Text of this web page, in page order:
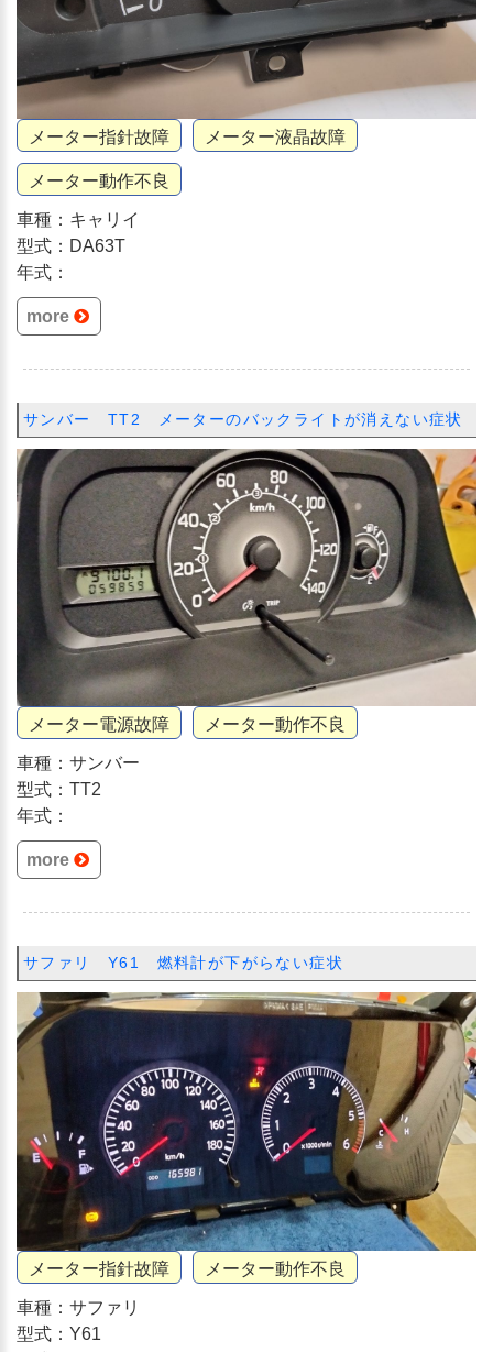
メーター指針故障 メーター液晶故障
メーター動作不良
車種：キャリイ
型式：DA63T
年式：
more
サンバー TT2 メーターのバックライトが消えない症状
メーター電源故障 メーター動作不良
車種：サンバー
型式：TT2
年式：
more
サファリ Y61 燃料計が下がらない症状
メーター指針故障 メーター動作不良
車種：サファリ
型式：Y61